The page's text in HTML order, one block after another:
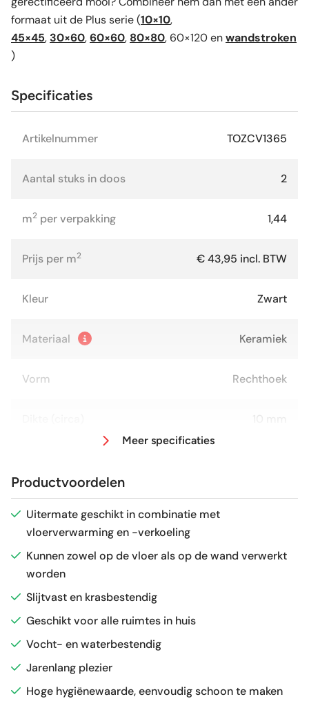
formaat uit de Plus serie (10×10,
45×45, 30×60,60×60, 80×80, 60×120 enwandstroken
)
Specificaties
Artikelnummer TOZCV1365
Aantal stuks in doos 2
m2 per verpakking 1,44
Prijs per m2 € 43,95 incl. BTW
Kleur Zwart
Materiaal Keramiek
Vorm Rechthoek
Antislipwaarde R10
Glans / Mat
Gerectificeerd
Vorstbestendig
Sortering
Craquelé Nee
Meer specificaties
Productvoordelen
Uitermate geschikt in combinatie met
vloerverwarming en -verkoeling
Kunnen zowel op de vloer als op de wand verwerkt
worden
Slijtvast en krasbestendig
Geschikt voor alle ruimtes in huis
Vocht- en waterbestendig
Jarenlang plezier
Hoge hygiënewaarde, eenvoudig schoon te maken